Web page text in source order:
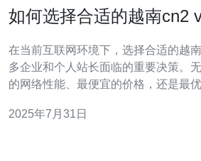
如何选择合适的越南cn2
在当前互联网环境下，选择合适的越
多企业和个人站长面临的重要决策。
的网络性能、最便宜的价格，还是最
细的评测和介绍，帮助您在众多的
2025年7月31日